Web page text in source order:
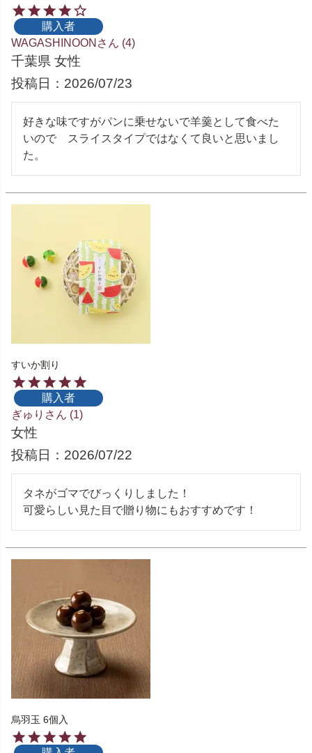
購入者
WAGASHINOON
4
千葉県 女性
投稿日
2026/07/23
好きな味ですがパンに乗せないで羊羹として食べた
いので　スライスタイプではなくて良いと思いまし
た。
すいか割り
購入者
ぎゅり
1
女性
投稿日
2026/07/22
タネがゴマでびっくりしました！
可愛らしい見た目で贈り物にもおすすめです！
烏羽玉 6個入